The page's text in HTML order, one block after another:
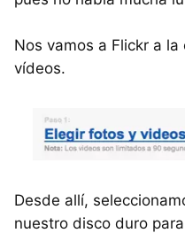
Nos vamos a Flickr a
vídeos.
Desde allí,
nuestro disco duro